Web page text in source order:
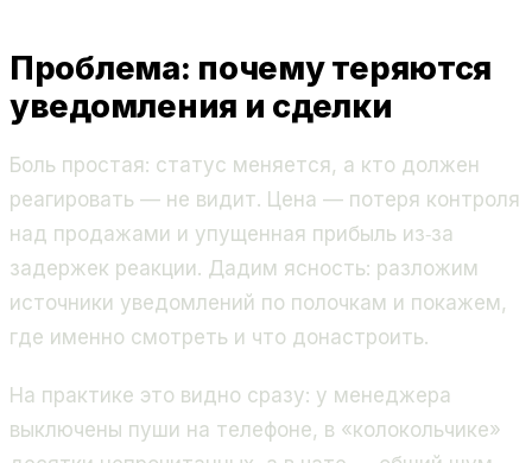
Проблема: почему теряются
уведомления и сделки
Боль простая: статус меняется, а кто должен
реагировать — не видит. Цена — потеря контроля
над продажами и упущенная прибыль из‑за
задержек реакции. Дадим ясность: разложим
источники уведомлений по полочкам и покажем,
где именно смотреть и что донастроить.
На практике это видно сразу: у менеджера
выключены пуши на телефоне, в «колокольчике»